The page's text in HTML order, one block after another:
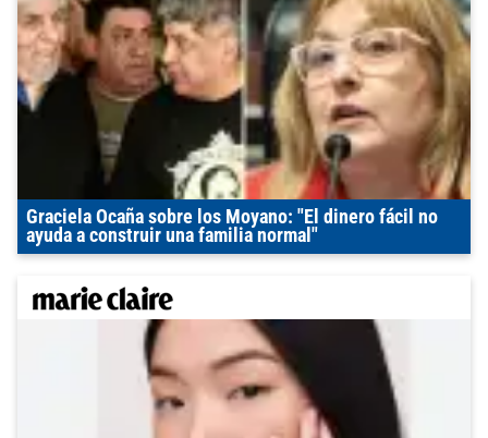
Graciela Ocaña sobre los Moyano: "El dinero fácil no
ayuda a construir una familia normal"